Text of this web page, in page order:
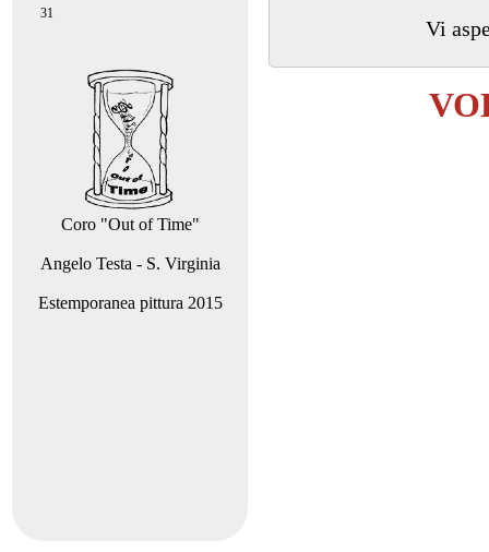
31
Coro "Out of Time"
Angelo Testa - S. Virginia
Estemporanea pittura 2015
Vi